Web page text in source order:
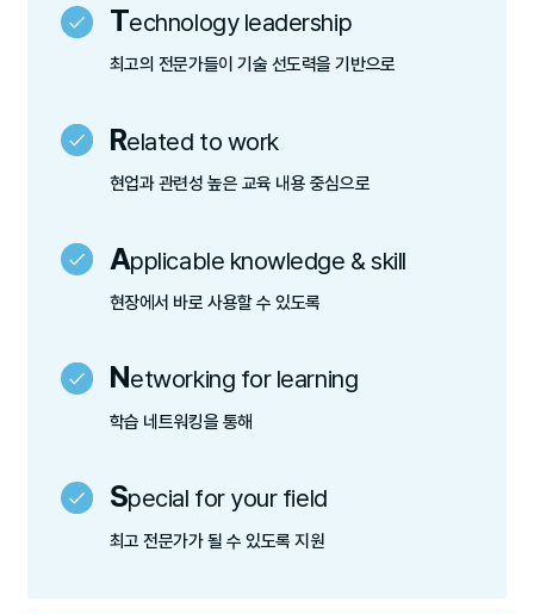
Technology leadership
최고의 전문가들이 기술 선도력을 기반으로
Related to work
현업과 관련성 높은 교육 내용 중심으로
Applicable knowledge & skill
현장에서 바로 사용할 수 있도록
Networking for learning
학습 네트워킹을 통해
Special for your field
최고 전문가가 될 수 있도록 지원